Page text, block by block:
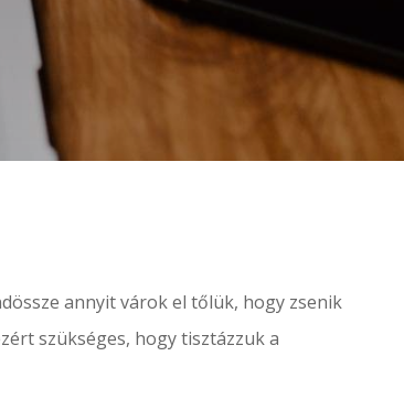
annyit várok el tőlük, hogy zsenik
szükséges, hogy tisztázzuk a